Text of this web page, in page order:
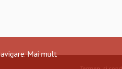
Mai mult